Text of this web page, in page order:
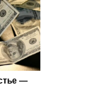
—